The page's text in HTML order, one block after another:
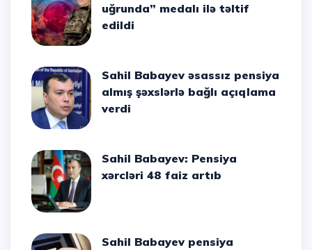
uğrunda” medalı ilə təltif
edildi
Sahil Babayev əsassız pensiya
almış şəxslərlə bağlı açıqlama
verdi
Sahil Babayev: Pensiya
xərcləri 48 faiz artıb
Sahil Babayev pensiya